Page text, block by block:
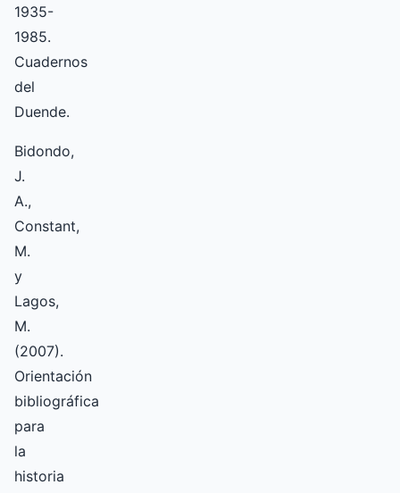
1935-
1985.
Cuadernos
del
Duende.
Bidondo,
J.
A.,
Constant,
M.
y
Lagos,
M.
(2007).
Orientación
bibliográfica
para
la
historia